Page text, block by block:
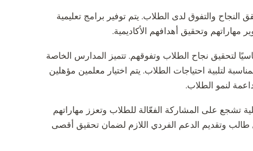
النجاح والتفوق لدى الطلاب. يتم توفير برامج تعليمية
وتحقيق أهدافهم الأكاديمية.
لتحقيق نجاح الطلاب وتفوقهم. تتميز المدارس الخاصة
لتلبية احتياجات الطلاب. يتم اختيار معلمين مؤهلين
لنمو الطلاب.
تشجع على المشاركة الفعّالة للطلاب وتعزز مهاراتهم
وتقديم الدعم الفردي اللازم لضمان تحقيق أقصى